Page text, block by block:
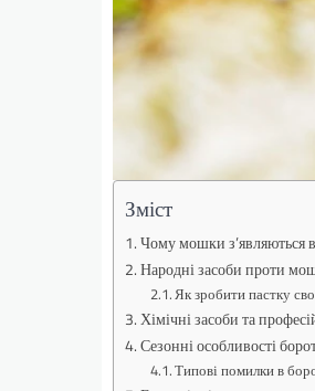
Зміст
Чому мошки з’являються
Народні засоби проти
Як зробити пастку
Хімічні засоби та
Сезонні особливості
Типові помилки в